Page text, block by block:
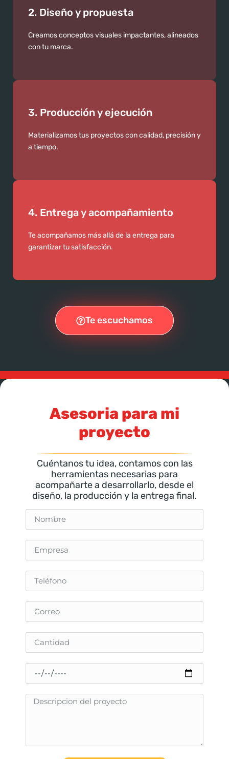
2. Diseño y propuesta
Creamos conceptos visuales impactantes, alineados
con tu marca.
3. Producción y ejecución
Materializamos tus proyectos con calidad, precisión y
a tiempo.
4. Entrega y acompañamiento
Te acompañamos más allá de la entrega para
garantizar tu satisfacción.
Te escuchamos
Asesoria para mi
proyecto
Cuéntanos tu idea, contamos con las
herramientas necesarias para
acompañarte a desarrollarlo, desde el
diseño, la producción y la entrega final.